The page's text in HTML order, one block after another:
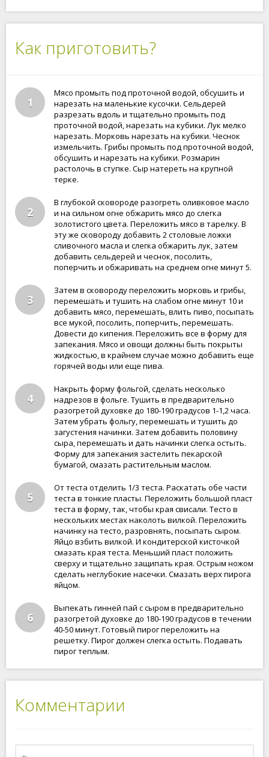
Как приготовить?
1
Мясо промыть под проточной водой, обсушить и
нарезать на маленькие кусочки. Сельдерей
разрезать вдоль и тщательно промыть под
проточной водой, нарезать на кубики. Лук мелко
нарезать. Морковь нарезать на кубики. Чеснок
измельчить. Грибы промыть под проточной водой,
обсушить и нарезать на кубики. Розмарин
растолочь в ступке. Сыр натереть на крупной
терке.
2
В глубокой сковороде разогреть оливковое масло
и на сильном огне обжарить мясо до слегка
золотистого цвета. Переложить мясо в тарелку. В
эту же сковороду добавить 2 столовые ложки
сливочного масла и слегка обжарить лук, затем
добавить сельдерей и чеснок, посолить,
поперчить и обжаривать на среднем огне минут 5.
3
Затем в сковороду переложить морковь и грибы,
перемешать и тушить на слабом огне минут 10 и
добавить мясо, перемешать, влить пиво, посыпать
все мукой, посолить, поперчить, перемешать.
Довести до кипения. Переложить все в форму для
запекания. Мясо и овощи должны быть покрыты
жидкостью, в крайнем случае можно добавить еще
горячей воды или еще пива.
4
Накрыть форму фольгой, сделать несколько
надрезов в фольге. Тушить в предварительно
разогретой духовке до 180-190 градусов 1-1,2 часа.
Затем убрать фольгу, перемешать и тушить до
загустения начинки. Затем добавить половину
сыра, перемешать и дать начинки слегка остыть.
Форму для запекания застелить пекарской
бумагой, смазать растительным маслом.
5
От теста отделить 1/3 теста. Раскатать обе части
теста в тонкие пласты. Переложить большой пласт
теста в форму, так, чтобы края свисали. Тесто в
нескольких местах наколоть вилкой. Переложить
начинку на тесто, разровнять, посыпать сыром.
Яйцо взбить вилкой. И кондитерской кисточкой
смазать края теста. Меньший пласт положить
сверху и тщательно защипать края. Острым ножом
сделать неглубокие насечки. Смазать верх пирога
яйцом.
6
Выпекать гинней пай с сыром в предварительно
разогретой духовке до 180-190 градусов в течении
40-50 минут. Готовый пирог переложить на
решетку. Пирог должен слегка остыть. Подавать
пирог теплым.
Комментарии